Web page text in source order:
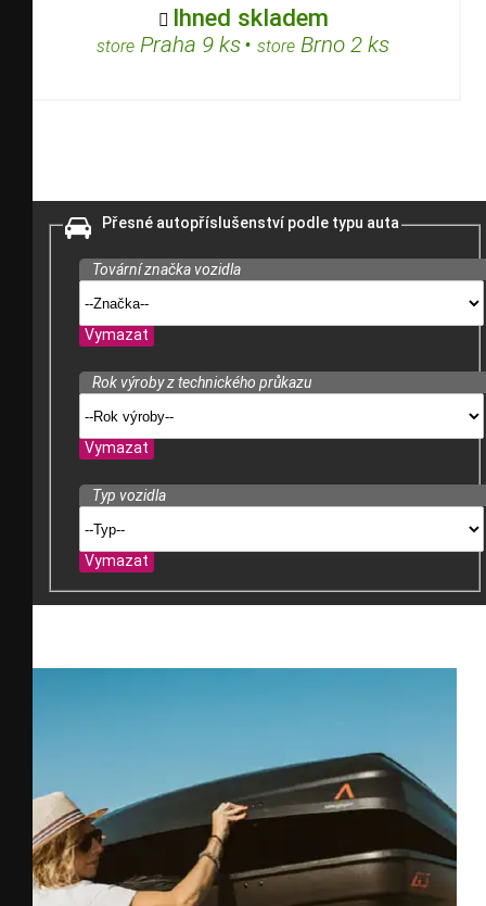
 Ihned skladem
store Praha 9 ks• store Brno 2 ks
Přesné autopříslušenství podle typu auta
Tovární značka vozidla
Vymazat
Rok výroby z technického průkazu
Vymazat
Typ vozidla
Vymazat